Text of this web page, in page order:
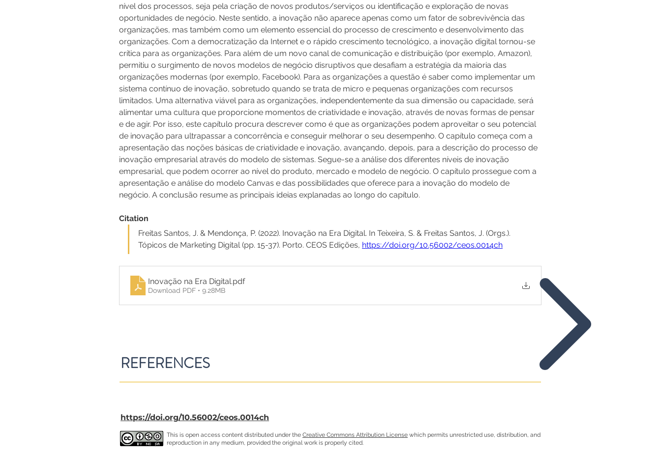
nível dos processos, seja pela criação de novos produtos/serviços ou identificação e exploração de novas
oportunidades de negócio. Neste sentido, a inovação não aparece apenas como um fator de sobrevivência das
organizações, mas também como um elemento essencial do processo de crescimento e desenvolvimento das
organizações. Com a democratização da Internet e o rápido crescimento tecnológico, a inovação digital tornou-se
crítica para as organizações. Para além de um novo canal de comunicação e distribuição (por exemplo, Amazon),
permitiu o surgimento de novos modelos de negócio disruptivos que desafiam a estratégia da maioria das
organizações modernas (por exemplo, Facebook). Para as organizações a questão é saber como implementar um
sistema contínuo de inovação, sobretudo quando se trata de micro e pequenas organizações com recursos
limitados. Uma alternativa viável para as organizações, independentemente da sua dimensão ou capacidade, será
alimentar uma cultura que proporcione momentos de criatividade e inovação, através de novas formas de pensar
e de agir. Por isso, este capítulo procura descrever como é que as organizações podem aproveitar o seu potencial
de inovação para ultrapassar a concorrência e conseguir melhorar o seu desempenho. O capítulo começa com a
apresentação das noções básicas de criatividade e inovação, avançando, depois, para a descrição do processo de
inovação empresarial através do modelo de sistemas. Segue-se a análise dos diferentes níveis de inovação
empresarial, que podem ocorrer ao nível do produto, mercado e modelo de negócio. O capítulo prossegue com a
apresentação e análise do modelo Canvas e das possibilidades que oferece para a inovação do modelo de
negócio. A conclusão resume as principais ideias explanadas ao longo do capítulo.
Citation
Freitas Santos, J. & Mendonça, P. (2022). Inovação na Era Digital. In Teixeira, S. & Freitas Santos, J. (Orgs.).
Tópicos de Marketing Digital (pp. 15-37). Porto. CEOS Edições, https://doi.org/10.56002/ceos.0014ch
Inovação na Era Digital.pdf
Download PDF • 9.28MB
REFERENCES
https://doi.org/10.56002/ceos.0014ch
This is open access content distributed under the Creative Commons Attribution License which permits unrestricted use, distribution, and
reproduction in any medium, provided the original work is properly cited.